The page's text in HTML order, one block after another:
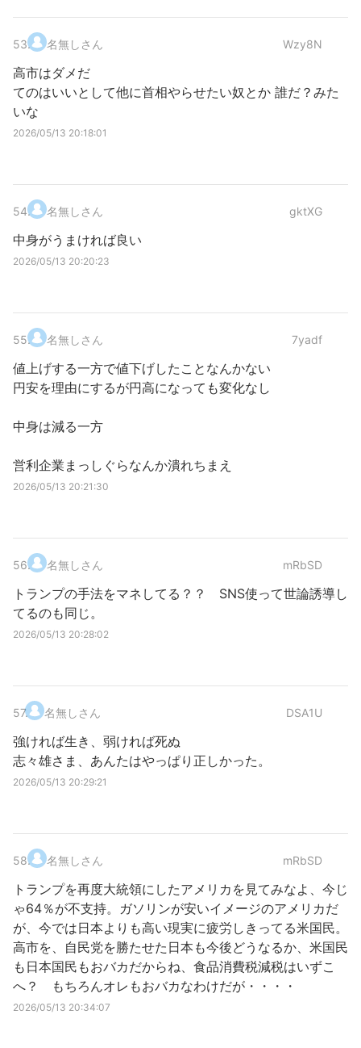
53. 名無しさん Wzy8N
高市はダメだ
てのはいいとして他に首相やらせたい奴とか 誰だ？みた
いな
2026/05/13 20:18:01
54. 名無しさん gktXG
中身がうまければ良い
2026/05/13 20:20:23
55. 名無しさん 7yadf
値上げする一方で値下げしたことなんかない
円安を理由にするが円高になっても変化なし
中身は減る一方
営利企業まっしぐらなんか潰れちまえ
2026/05/13 20:21:30
56. 名無しさん mRbSD
トランプの手法をマネしてる？？ SNS使って世論誘導し
てるのも同じ。
2026/05/13 20:28:02
57. 名無しさん DSA1U
強ければ生き、弱ければ死ぬ
志々雄さま、あんたはやっぱり正しかった。
2026/05/13 20:29:21
58. 名無しさん mRbSD
トランプを再度大統領にしたアメリカを見てみなよ、今じ
ゃ64％が不支持。ガソリンが安いイメージのアメリカだ
が、今では日本よりも高い現実に疲労しきってる米国民。
高市を、自民党を勝たせた日本も今後どうなるか、米国民
も日本国民もおバカだからね、食品消費税減税はいずこ
へ？ もちろんオレもおバカなわけだが・・・・
2026/05/13 20:34:07